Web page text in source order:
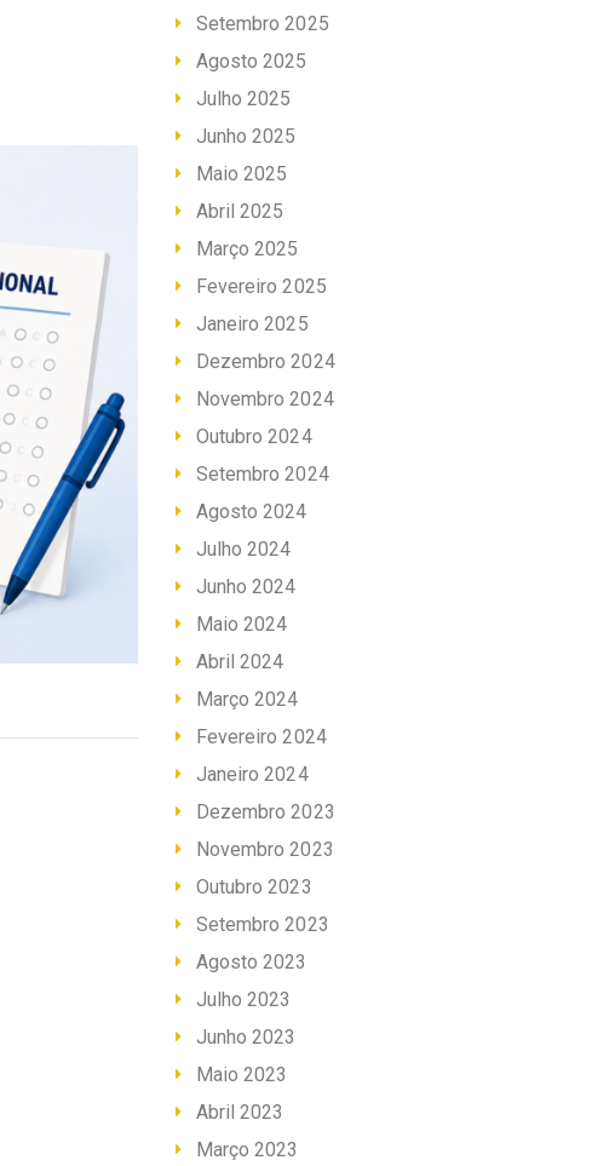
Setembro 2025
Agosto 2025
Julho 2025
Junho 2025
Maio 2025
Abril 2025
Março 2025
Fevereiro 2025
Janeiro 2025
Dezembro 2024
Novembro 2024
Outubro 2024
Setembro 2024
Agosto 2024
Julho 2024
Junho 2024
Maio 2024
Abril 2024
Março 2024
Fevereiro 2024
Janeiro 2024
Dezembro 2023
Novembro 2023
Outubro 2023
Setembro 2023
Agosto 2023
Julho 2023
Junho 2023
Maio 2023
Abril 2023
Março 2023